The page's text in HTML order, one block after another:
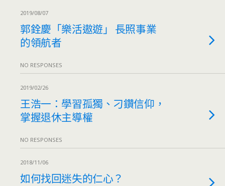
2019/08/07
郭銓慶「樂活遨遊」 長照事業
的領航者
NO RESPONSES
2019/02/26
王浩一：學習孤獨、刁鑽信仰，
掌握退休主導權
NO RESPONSES
2018/11/06
如何找回迷失的仁心？